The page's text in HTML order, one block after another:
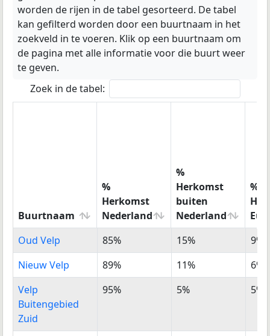
worden de rijen in de tabel gesorteerd. De tabel
kan gefilterd worden door een buurtnaam in het
zoekveld in te voeren. Klik op een buurtnaam om
de pagina met alle informatie voor die buurt weer
te geven.
Zoek in de tabel:
Buurtnaam
%
Herkomst
Nederland
%
Herkomst
buiten
Nederland
%
Buurtnaam
%
Herkomst
Nederland
%
Herkomst
buiten
Nederland
%
Oud Velp 85% 15%
9%
Nieuw Velp
89% 11%
6%
Velp
Buitengebied
Zuid
95% 5% 5%